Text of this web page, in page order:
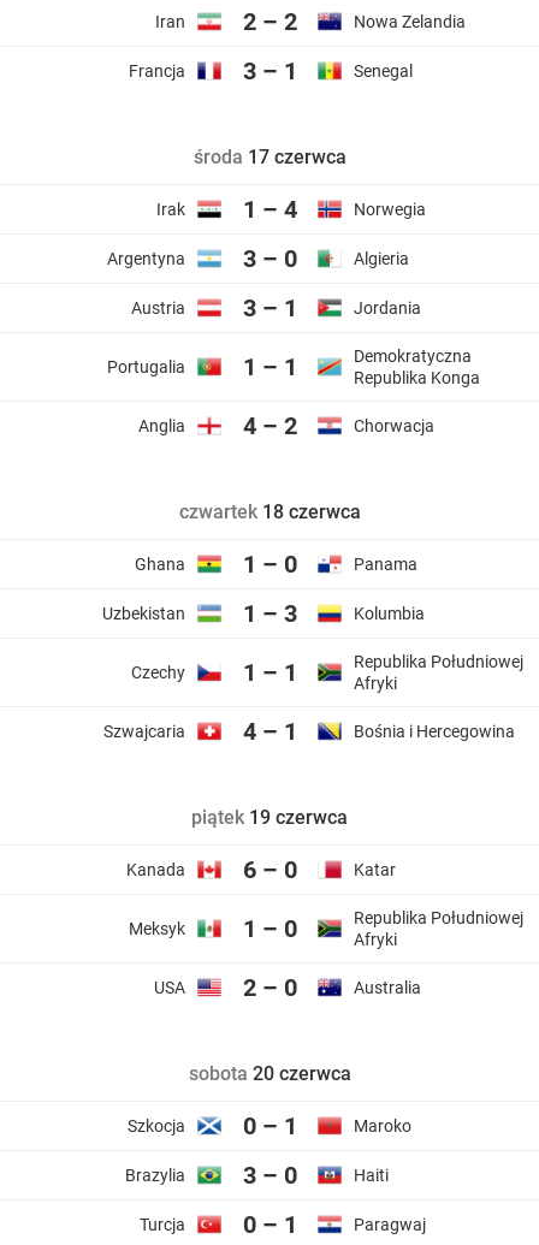
Iran 2 – 2 Nowa Zelandia
Francja 3 – 1 Senegal
środa 17 czerwca
Irak 1 – 4 Norwegia
Argentyna 3 – 0 Algieria
Austria 3 – 1 Jordania
Portugalia 1 – 1
Demokratyczna
Republika Konga
Anglia 4 – 2 Chorwacja
czwartek18 czerwca
Ghana 1 – 0 Panama
Uzbekistan 1 – 3 Kolumbia
Czechy 1 – 1
Republika Południowej
Afryki
Szwajcaria 4 – 1 Bośnia i Hercegowina
piątek 19 czerwca
Kanada 6 – 0 Katar
Meksyk 1 – 0
Republika Południowej
Afryki
USA 2 – 0 Australia
sobota 20 czerwca
Szkocja 0 – 1 Maroko
Brazylia 3 – 0 Haiti
Turcja 0 – 1 Paragwaj